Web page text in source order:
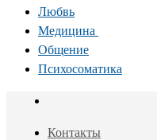
Любвь
Медицина
Общение
Психосоматика
Контакты